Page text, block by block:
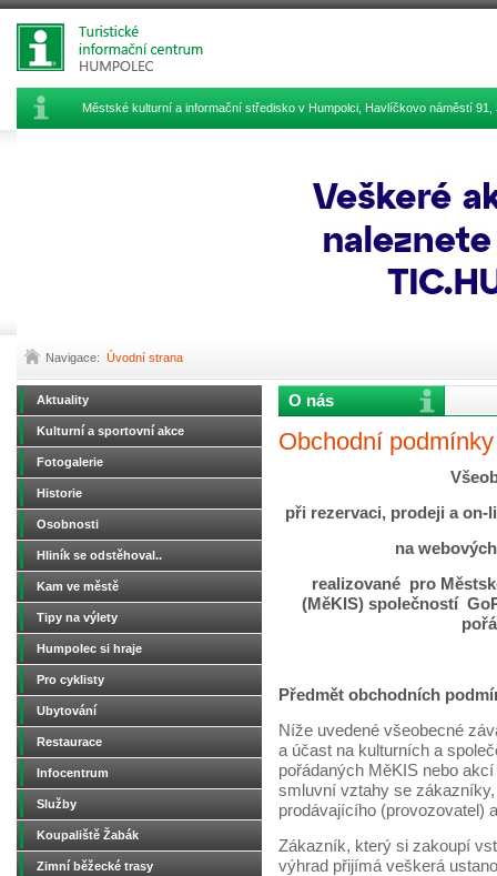
Městské kulturní a informační středisko v Humpolci, Havlíčkovo náměstí
Navigace: Úvodní strana
Aktuality
Kulturní a sportovní akce
Fotogalerie
Historie
Osobnosti
Hliník se odstěhoval..
Kam ve městě
Tipy na výlety
Humpolec si hraje
Pro cyklisty
Ubytování
Restaurace
Infocentrum
Služby
Koupaliště Žabák
Zimní běžecké trasy
O nás
Obchodní podmínky
při rezervaci, prodeji a
na
realizované pro
(MěKIS) společností
Předmět obchodních
Níže uvedené všeobecné
a účast na kulturních a
pořádaných MěKIS nebo
smluvní vztahy se
prodávajícího (provozovatel)
Zákazník, který si zakoupí
výhrad přijímá veškerá